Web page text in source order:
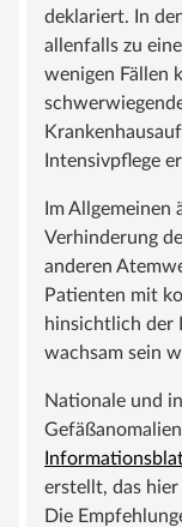
INFOS &
COMPENDIUM
AUTOREN
NEWS
UNTERSTÜTZEN
MITGLIED
KONTAKT
deklariert. In
allenfalls zu
wenigen Fällen
Intensivpflege
Im
Verhinderung
anderen
Patienten mit
hinsichtlich der
wachsam sein
Nationale und
erstellt, das
Die